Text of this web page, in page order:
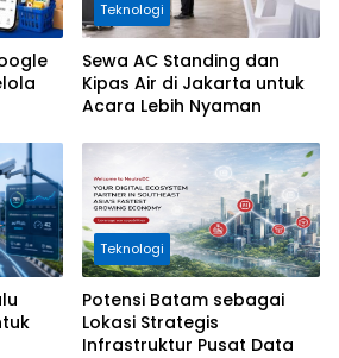
Teknologi
Sewa AC Standing dan
Kipas Air di Jakarta untuk
Acara Lebih Nyaman
Teknologi
Potensi Batam sebagai
Lokasi Strategis
Infrastruktur Pusat Data